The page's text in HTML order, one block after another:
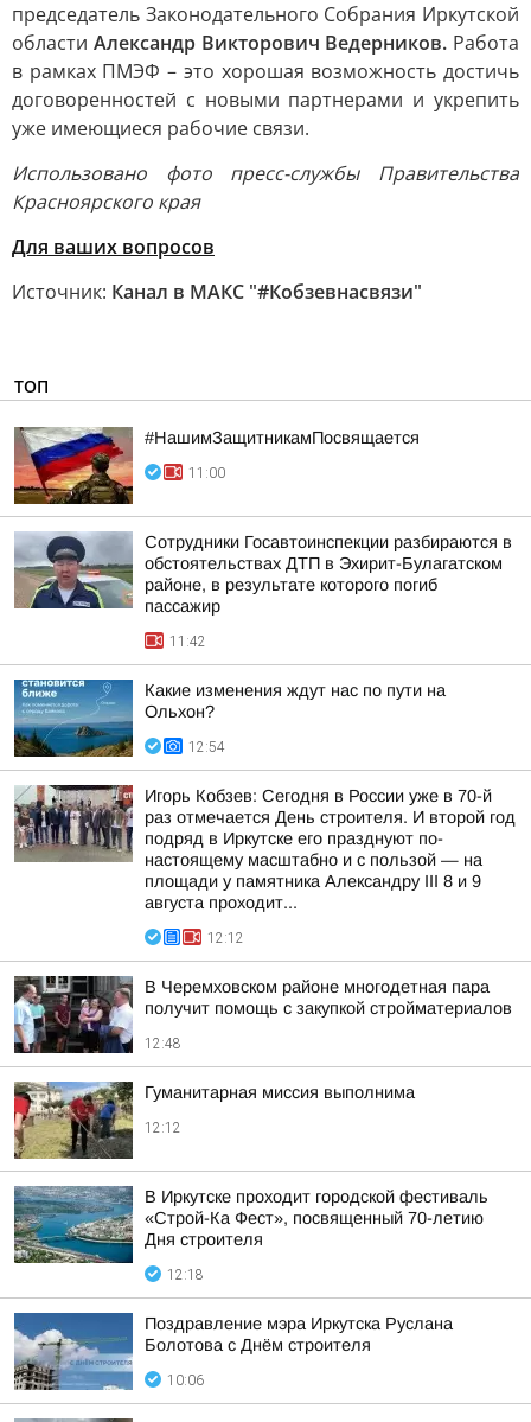
председатель Законодательного Собрания Иркутской
области Александр Викторович Ведерников. Работа
в рамках ПМЭФ – это хорошая возможность достичь
договоренностей с новыми партнерами и укрепить
уже имеющиеся рабочие связи.
Использовано фото пресс-службы Правительства
Красноярского края
Для ваших вопросов
Источник: Канал в МАКС "#Кобзевнасвязи"
ТОП
#НашимЗащитникамПосвящается
11:00
Сотрудники Госавтоинспекции разбираются в
обстоятельствах ДТП в Эхирит-Булагатском
районе, в результате которого погиб
пассажир
11:42
Какие изменения ждут нас по пути на
Ольхон?
12:54
Игорь Кобзев: Сегодня в России уже в 70-й
раз отмечается День строителя. И второй год
подряд в Иркутске его празднуют по-
настоящему масштабно и с пользой — на
площади у памятника Александру III 8 и 9
августа проходит...
12:12
В Черемховском районе многодетная пара
получит помощь с закупкой стройматериалов
12:48
Гуманитарная миссия выполнима
12:12
В Иркутске проходит городской фестиваль
«Строй-Ка Фест», посвященный 70-летию
Дня строителя
12:18
Поздравление мэра Иркутска Руслана
Болотова с Днём строителя
10:06